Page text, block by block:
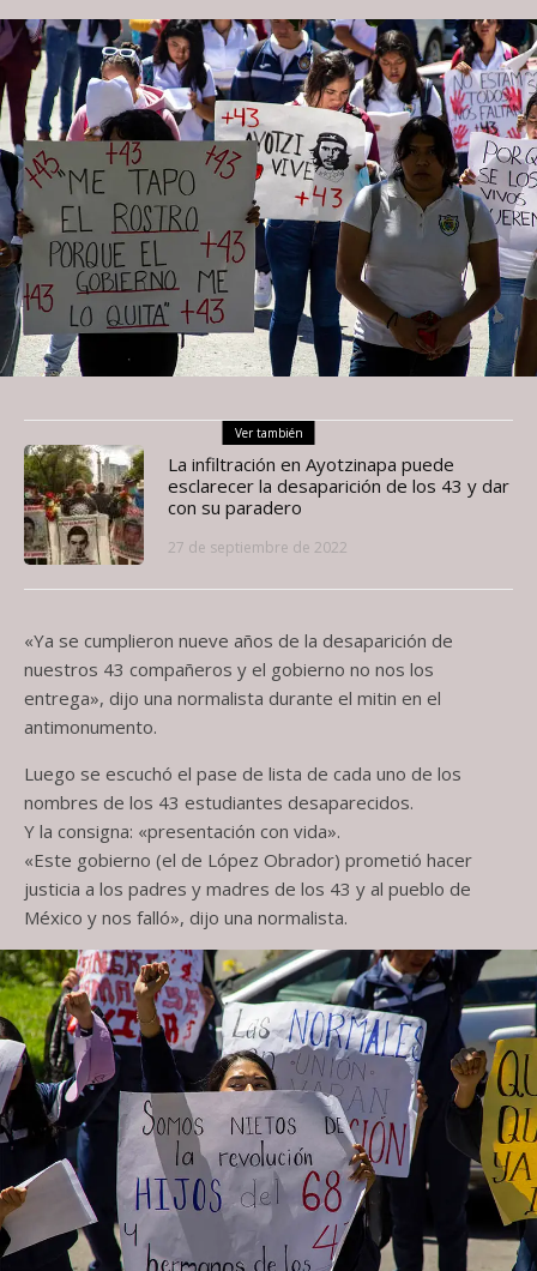
Ver también
La infiltración en Ayotzinapa puede
esclarecer la desaparición de los 43 y dar
con su paradero
27 de septiembre de 2022
«Ya se cumplieron nueve años de la desaparición de
nuestros 43 compañeros y el gobierno no nos los
entrega», dijo una normalista durante el mitin en el
antimonumento.
Luego se escuchó el pase de lista de cada uno de los
nombres de los 43 estudiantes desaparecidos.
Y la consigna: «presentación con vida».
«Este gobierno (el de López Obrador) prometió hacer
justicia a los padres y madres de los 43 y al pueblo de
México y nos falló», dijo una normalista.